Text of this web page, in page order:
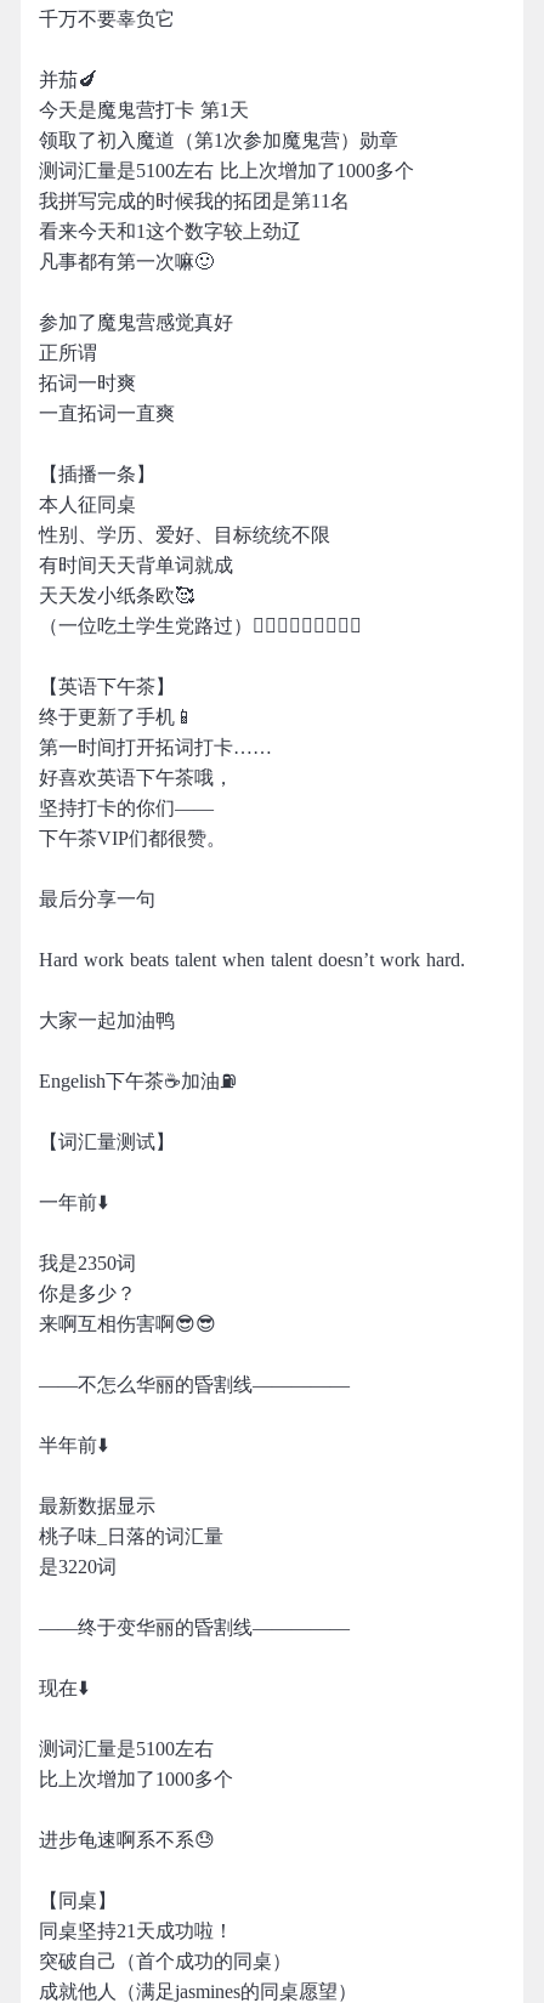
千万不要辜负它
并茄🍆
今天是魔鬼营打卡 第1天
领取了初入魔道（第1次参加魔鬼营）勋章
测词汇量是5100左右 比上次增加了1000多个
我拼写完成的时候我的拓团是第11名
看来今天和1这个数字较上劲辽
凡事都有第一次嘛🙂
参加了魔鬼营感觉真好
正所谓
拓词一时爽
一直拓词一直爽
【插播一条】
本人征同桌
性别、学历、爱好、目标统统不限
有时间天天背单词就成
天天发小纸条欧🥰
（一位吃土学生党路过）🚶🏻‍♀️🚶🏻‍♀️🚶🏻‍♀️
【英语下午茶】
终于更新了手机📱
第一时间打开拓词打卡……
好喜欢英语下午茶哦，
坚持打卡的你们——
下午茶VIP们都很赞。
最后分享一句
Hard work beats talent when talent doesn’t work hard.
大家一起加油鸭
Engelish下午茶☕️加油⛽️
【词汇量测试】
一年前⬇️
我是2350词
你是多少？
来啊互相伤害啊😎😎
——不怎么华丽的昏割线—————
半年前⬇️
最新数据显示
桃子味_日落的词汇量
是3220词
——终于变华丽的昏割线—————
现在⬇️
测词汇量是5100左右
比上次增加了1000多个
进步龟速啊系不系😓
【同桌】
同桌坚持21天成功啦！
突破自己（首个成功的同桌）
成就他人（满足jasmines的同桌愿望）